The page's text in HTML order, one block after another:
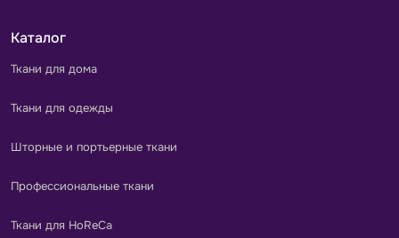
Каталог
Ткани для дома
Ткани для одежды
Шторные и портьерные ткани
Профессиональные ткани
Ткани для HoReCa